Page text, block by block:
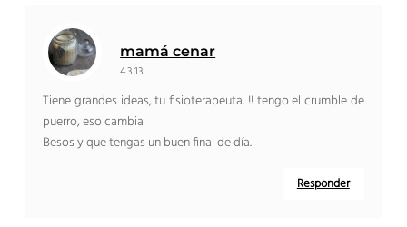
mamá cenar
4.3.13
Tiene grandes ideas, tu fisioterapeuta. !! tengo el crumble de
puerro, eso cambia
Besos y que tengas un buen final de día.
Responder